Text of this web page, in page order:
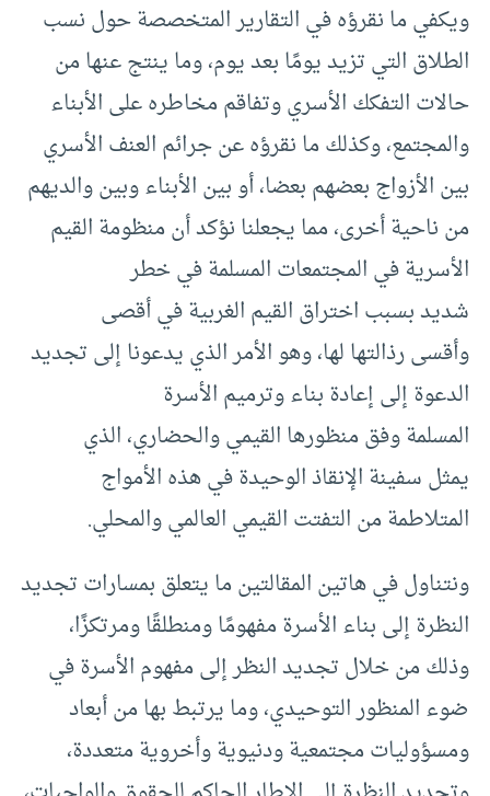
ويكفي ما نقرؤه في التقارير المتخصصة حول نسب
الطلاق التي تزيد يومًا بعد يوم، وما ينتج عنها من
حالات التفكك الأسري وتفاقم مخاطره على الأبناء
والمجتمع، وكذلك ما نقرؤه عن جرائم العنف الأسري
بين الأزواج بعضهم بعضا، أو بين الأبناء وبين والديهم
من ناحية أخرى، مما يجعلنا نؤكد أن منظومة القيم
الأسرية في المجتمعات المسلمة في خطر
شديد بسبب اختراق القيم الغربية في أقصى
وأقسى رذالتها لها، وهو الأمر الذي يدعونا إلى تجديد
الدعوة إلى إعادة بناء وترميم الأسرة
المسلمة وفق منظورها القيمي والحضاري، الذي
يمثل سفينة الإنقاذ الوحيدة في هذه الأمواج
المتلاطمة من التفتت القيمي العالمي والمحلي.
ونتناول في هاتين المقالتين ما يتعلق بمسارات تجديد
النظرة إلى بناء الأسرة مفهومًا ومنطلقًا ومرتكزًا،
وذلك من خلال تجديد النظر إلى مفهوم الأسرة في
ضوء المنظور التوحيدي، وما يرتبط بها من أبعاد
ومسؤوليات مجتمعية ودنيوية وأخروية متعددة،